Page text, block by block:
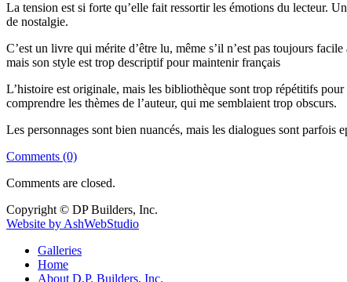
La tension est si forte qu’elle fait ressortir les émotions du lecteur.
de nostalgie.
C’est un livre qui mérite d’être lu, même s’il n’est pas toujours
mais son style est trop descriptif pour maintenir français
L’histoire est originale, mais les bibliothèque sont trop répétitifs
comprendre les thèmes de l’auteur, qui me semblaient trop obscurs.
Les personnages sont bien nuancés, mais les dialogues sont
Comments (0)
Comments are closed.
Copyright © DP Builders, Inc.
Website by AshWebStudio
Galleries
Home
About D.P. Builders, Inc.